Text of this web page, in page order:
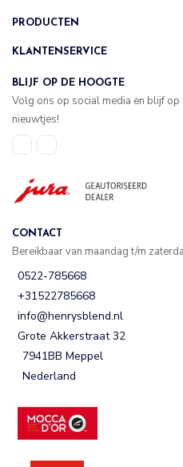
PRODUCTEN
KLANTENSERVICE
BLIJF OP DE HOOGTE
Volg ons op social media en blijf
nieuwtjes!
CONTACT
Bereikbaar van maandag t/m
0522-785668
+31522785668
info@henrysblend.nl
Grote Akkerstraat 32
7941BB Meppel
Nederland